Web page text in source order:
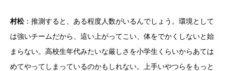
村松：推測すると、ある程度人数がいるんでしょう。環境として
は強いチームだから、這い上がってこい、体をでかくしないと始
まらない。高校生年代みたいな厳しさを小学生くらいからあては
めてやってしまっているのかもしれない。上手いやつらをもっと